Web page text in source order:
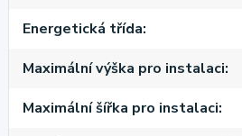
Energetická třída
Maximální výška pro instalaci
Maximální šířka pro instalaci